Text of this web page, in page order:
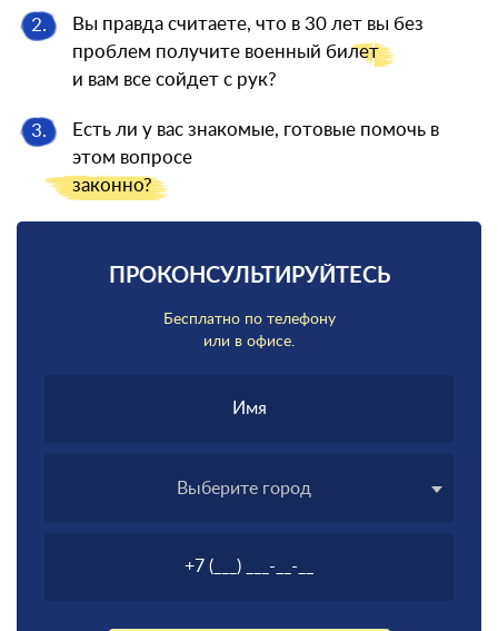
2.
Вы правда считаете, что в 30 лет вы без
проблем получите военный билет
и вам все сойдет с рук?
3.
Есть ли у вас знакомые, готовые помочь в
этом вопросе
законно?
ПРОКОНСУЛЬТИРУЙТЕСЬ
Бесплатно по телефону
или в офисе.
Выберите город